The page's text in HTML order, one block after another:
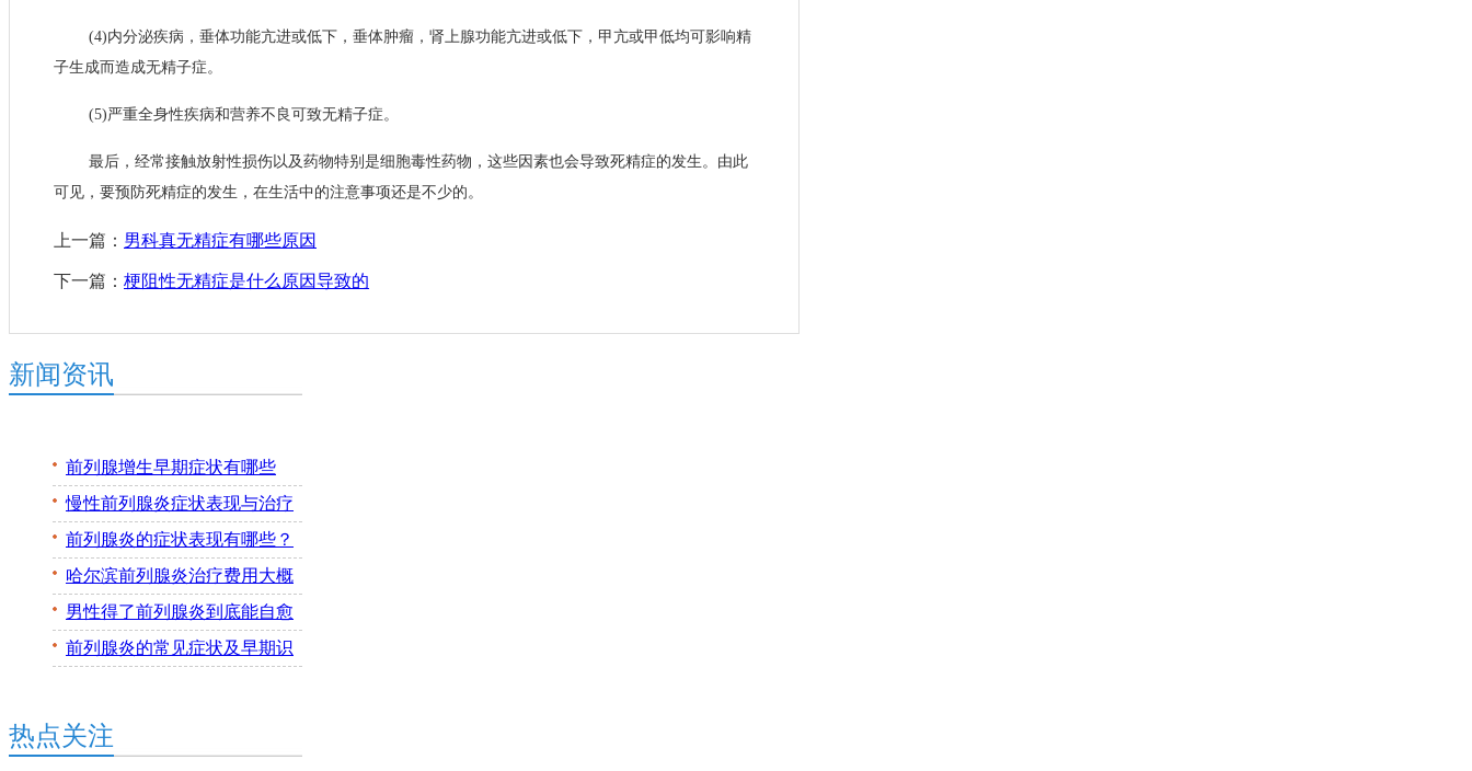
(4)内分泌疾病，垂体功能亢进或低下，垂体肿瘤，肾上腺功能亢进或低下，甲亢或甲低均可影响精
子生成而造成无精子症。
(5)严重全身性疾病和营养不良可致无精子症。
最后，经常接触放射性损伤以及药物特别是细胞毒性药物，这些因素也会导致死精症的发生。由此
可见，要预防死精症的发生，在生活中的注意事项还是不少的。
上一篇： 男科真无精症有哪些原因
下一篇： 梗阻性无精症是什么原因导致的
新闻资讯
前列腺增生早期症状有哪些
2026年科学治疗方法全解析
慢性前列腺炎症状表现与治疗
方法 2026年科学调理全攻略
前列腺炎的症状表现有哪些？
2026年科学治疗与日常预防方
法
哈尔滨前列腺炎治疗费用大概
是多少
男性得了前列腺炎到底能自愈
吗
前列腺炎的常见症状及早期识
热点关注